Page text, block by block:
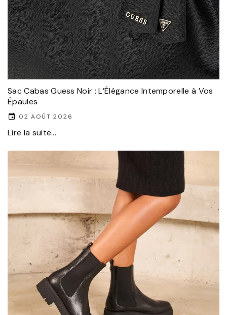
Sac Cabas Guess Noir : L’Élégance Intemporelle à Vos
Épaules
02 AOÛT 2026
Lire la suite...